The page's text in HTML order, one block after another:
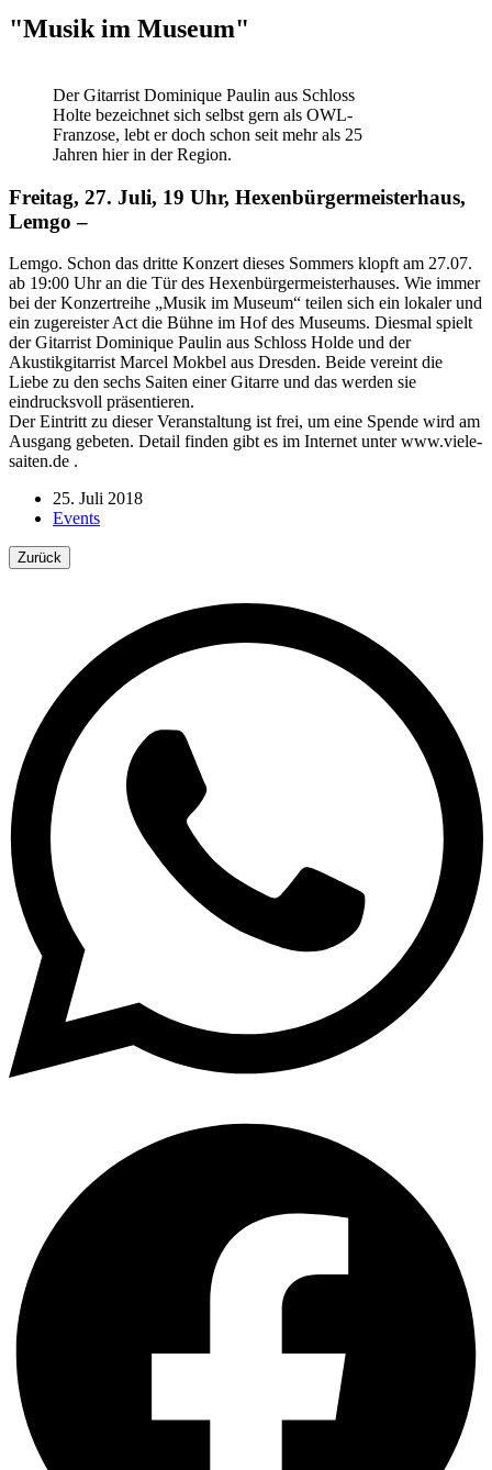
"Musik im Museum"
Der Gitarrist Dominique Paulin aus Schloss
Holte bezeichnet sich selbst gern als OWL-
Franzose, lebt er doch schon seit mehr als 25
Jahren hier in der Region.
Freitag, 27. Juli, 19 Uhr, Hexenbürgermeisterhaus,
Lemgo –
Lemgo. Schon das dritte Konzert dieses Sommers klopft am 27.07.
ab 19:00 Uhr an die Tür des Hexenbürgermeisterhauses. Wie immer
bei der Konzertreihe „Musik im Museum“ teilen sich ein lokaler und
ein zugereister Act die Bühne im Hof des Museums. Diesmal spielt
der Gitarrist Dominique Paulin aus Schloss Holde und der
Akustikgitarrist Marcel Mokbel aus Dresden. Beide vereint die
Liebe zu den sechs Saiten einer Gitarre und das werden sie
eindrucksvoll präsentieren.
Der Eintritt zu dieser Veranstaltung ist frei, um eine Spende wird am
Ausgang gebeten. Detail finden gibt es im Internet unter www.viele-
saiten.de .
25. Juli 2018
Events